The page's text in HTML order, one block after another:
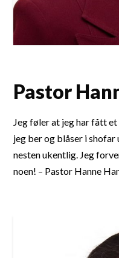
Pastor
Jeg føler at jeg har fått
jeg ber og blåser i
nesten ukentlig. Jeg
noen! – Pastor Hanne